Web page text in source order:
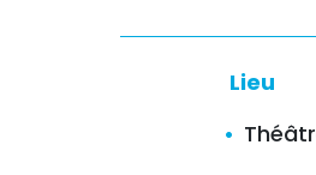
Lieu